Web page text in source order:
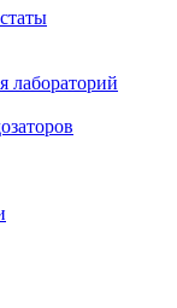
лабораторий